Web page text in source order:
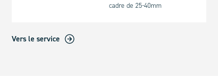
cadre de 25-40mm
Vers le service